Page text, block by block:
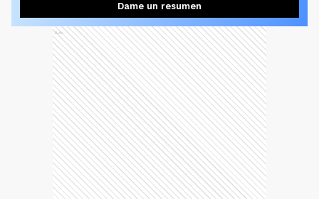
Dame un resumen
Ads